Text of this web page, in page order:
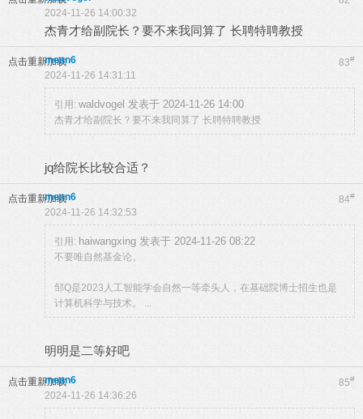
2024-11-26 14:00:32
杰青才给副院长？要不来我同算了 长聘特聘教授
点击重新加载 83#
mean6
2024-11-26 14:31:11
引用: waldvogel 发表于 2024-11-26 14:00
杰青才给副院长？要不来我同算了 长聘特聘教授
jq给院长比较合适？
点击重新加载 84#
mean6
2024-11-26 14:32:53
引用: haiwangxing 发表于 2024-11-26 08:22
不要唯自然基金论。
邹Q是2023人工智能学会自然一等牵头人，在基础院博士招生也是
计算机科学与技术。 ...
明明是二等好吧
点击重新加载 85#
mean6
2024-11-26 14:36:26